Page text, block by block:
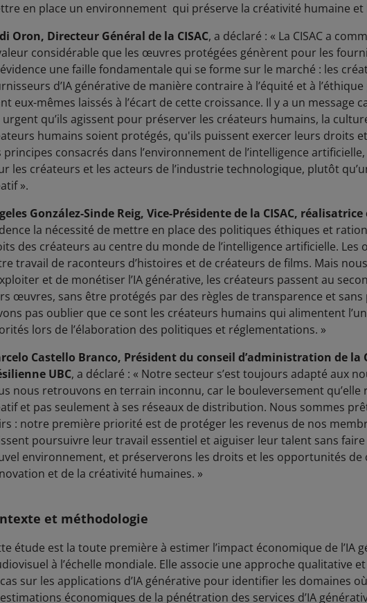
en place un environnement qui préserve la créativité humaine et
Oron, Directeur Général de la CISAC, a déclaré : « La CISAC a
considérable que les œuvres protégées génèrent pour les
une faille fondamentale qui se forme sur le marché : les
d’IA générative de manière contraire à l’équité et à
eux-mêmes laissés à l’écart de cette croissance. Il y a un
urgent qu’ils agissent pour préserver les créateurs humains, la
humains soient protégés, qu'ils puissent exercer leurs droits
principes consacrés dans l’environnement de l’intelligence
les créateurs et les acteurs de l’industrie technologique, plutôt
».
González-Sinde Reig, Vice-Présidente de la CISAC,
la nécessité de mettre en place des politiques éthiques et
des créateurs au centre du monde de l’intelligence artificielle. Les
travail de raconteurs d’histoires et de créateurs de films. Mais
et de monétiser l’IA générative, les créateurs passent au
œuvres, sans être protégés par des règles de transparence et
pas oublier que ce sont les créateurs humains qui alimentent
lors de l’élaboration des politiques et réglementations. »
Castello Branco, Président du conseil d’administration de la
UBC, a déclaré : « Notre secteur s’est toujours adapté aux
nous retrouvons en terrain inconnu, car le bouleversement
et pas seulement à ses réseaux de distribution. Nous sommes
: notre première priorité est de protéger les revenus de nos
poursuivre leur travail essentiel et aiguiser leur talent sans
environnement, et préserverons les droits et les opportunités de
et de la créativité humaines. »
et méthodologie
étude est la toute première à estimer l’impact économique de l’IA
à l’échelle mondiale. Elle associe une approche
sur les applications d’IA générative pour identifier les domaines
économiques de la pénétration des services d’IA